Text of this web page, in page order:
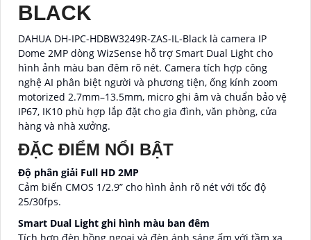
BLACK
DAHUA DH-IPC-HDBW3249R-ZAS-IL-Black là camera IP
Dome 2MP dòng WizSense hỗ trợ Smart Dual Light cho
hình ảnh màu ban đêm rõ nét. Camera tích hợp công
nghệ AI phân biệt người và phương tiện, ống kính zoom
motorized 2.7mm–13.5mm, micro ghi âm và chuẩn bảo vệ
IP67, IK10 phù hợp lắp đặt cho gia đình, văn phòng, cửa
hàng và nhà xưởng.
ĐẶC ĐIỂM NỔI BẬT
Độ phân giải Full HD 2MP
Cảm biến CMOS 1/2.9” cho hình ảnh rõ nét với tốc độ
25/30fps.
Smart Dual Light ghi hình màu ban đêm
Tích hợp đèn hồng ngoại và đèn ánh sáng ấm với tầm xa